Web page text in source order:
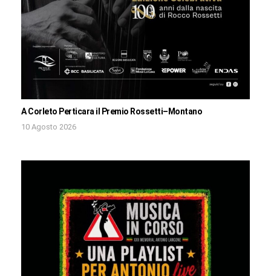
A Corleto Perticara il Premio Rossetti–Montano
10 Agosto 2026